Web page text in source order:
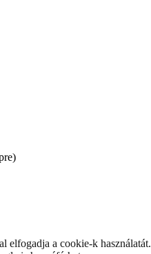
elfogadja a cookie-k használatát.